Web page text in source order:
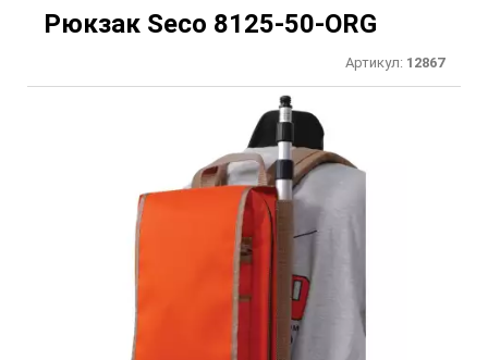
Рюкзак Seco 8125-50-ORG
Артикул: 12867